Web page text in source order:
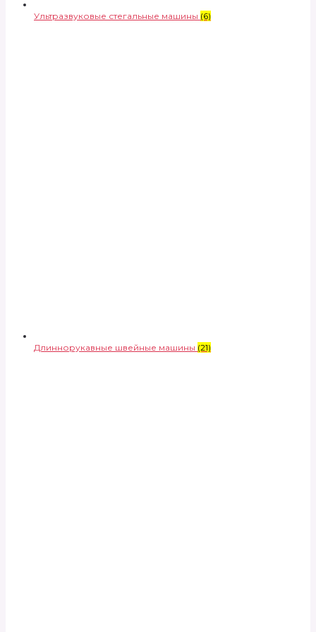
Ультразвуковые стегальные машины (6)
Длиннорукавные швейные машины (21)